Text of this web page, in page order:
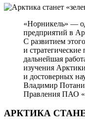
«Норникель» —
предприятий в
С развитием
и
дальнейшая
изучения
и достоверных
Владимир
Правления ПАО
АРКТИКА